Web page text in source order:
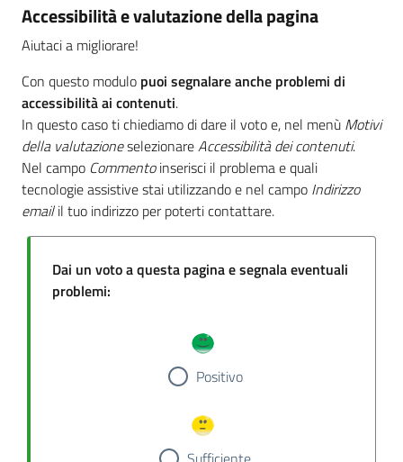
Accessibilità e valutazione della pagina
Aiutaci a migliorare!
Con questo modulo puoi segnalare anche problemi di
accessibilità ai contenuti.
In questo caso ti chiediamo di dare il voto e, nel menù Motivi
della valutazioneselezionareAccessibilità dei contenuti.
Nel campo Commentoinserisci il problema e quali
tecnologie assistive stai utilizzando e nel campo Indirizzo
emailil tuo indirizzo per poterti contattare.
Dai un voto a questa pagina e segnala eventuali
problemi:
Positivo